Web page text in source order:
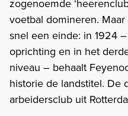
zogenoemde
voetbal domineren.
snel een einde: in 1924
oprichting en in het
niveau – behaalt
historie de landstitel. De
arbeidersclub uit